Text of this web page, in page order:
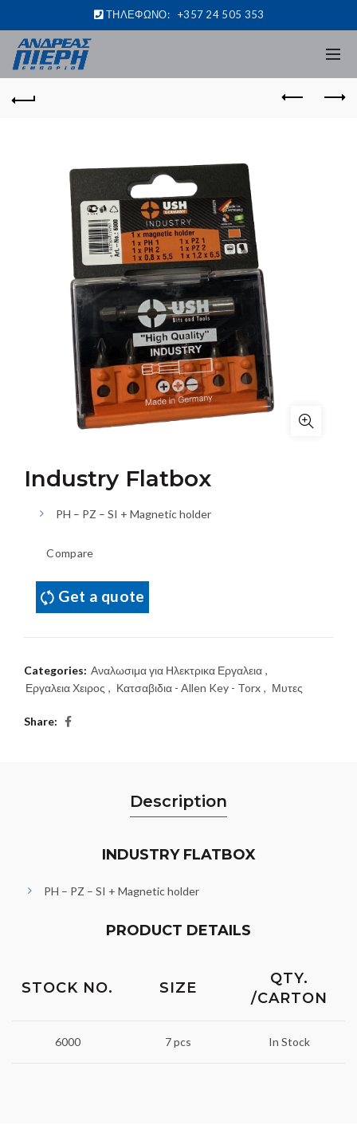
ΤΗΛΕΦΩΝΟ: +357 24 505 353
Industry Flatbox
PH – PZ – SI + Magnetic holder
Compare
Get a quote
Categories: Αναλωσιμα για Ηλεκτρικα Εργαλεια ,
Εργαλεια Χειρος , Κατσαβιδια - Allen Key - Torx , Μυτες
Share
Description
INDUSTRY FLATBOX
PH – PZ – SI + Magnetic holder
PRODUCT DETAILS
STOCK NO. SIZE
QTY.
/CARTON
6000 7 pcs In Stock